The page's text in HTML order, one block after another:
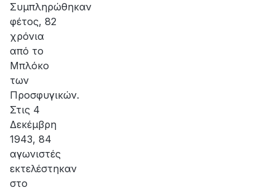
Συμπληρώθηκαν
φέτος, 82
χρόνια
από το
Μπλόκο
των
Προσφυγικών.
Στις 4
Δεκέμβρη
1943, 84
αγωνιστές
εκτελέστηκαν
στο